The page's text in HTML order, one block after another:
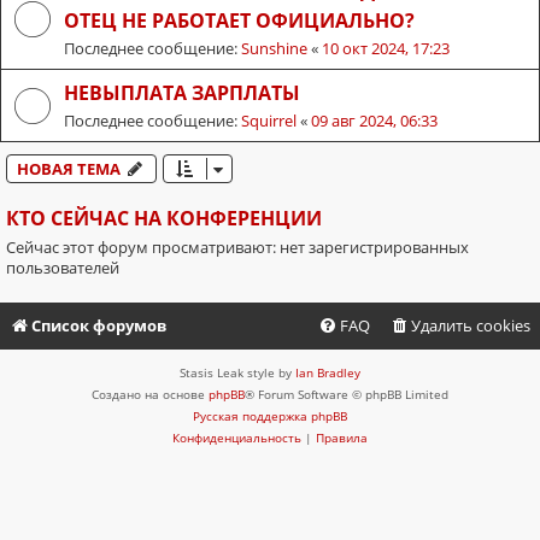
ОТЕЦ НЕ РАБОТАЕТ ОФИЦИАЛЬНО?
Последнее сообщение:Sunshine« 10 окт 2024, 17:23
НЕВЫПЛАТА ЗАРПЛАТЫ
Последнее сообщение:Squirrel«09 авг 2024, 06:33
НОВАЯ ТЕМА
КТО СЕЙЧАС НА КОНФЕРЕНЦИИ
Сейчас этот форум просматривают: нет зарегистрированных
пользователей
Список форумов Удалить cookies
FAQ
Stasis Leak style by Ian Bradley
Создано на основе phpBB® Forum Software © phpBB Limited
Русская поддержка phpBB
Конфиденциальность | Правила